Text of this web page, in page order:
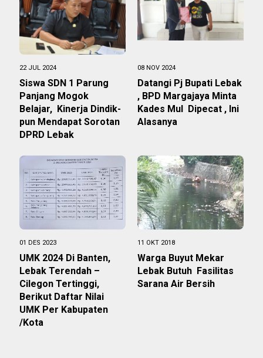
22 JUL 2024
Siswa SDN 1 Parung
Panjang Mogok
Belajar, Kinerja Dindik-
pun Mendapat Sorotan
DPRD Lebak
08 NOV 2024
Datangi Pj Bupati Lebak
, BPD Margajaya Minta
Kades Mul Dipecat , Ini
Alasanya
01 DES 2023
UMK 2024 Di Banten,
Lebak Terendah –
Cilegon Tertinggi,
Berikut Daftar Nilai
UMK Per Kabupaten
/Kota
11 OKT 2018
Warga Buyut Mekar
Lebak Butuh Fasilitas
Sarana Air Bersih